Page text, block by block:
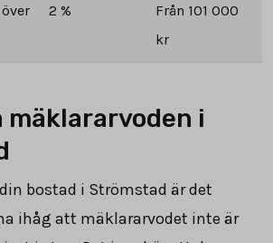
2 %
Från 101 000
kr
mäklararvoden i
bostad i Strömstad är det
ihåg att mäklararvodet inte är